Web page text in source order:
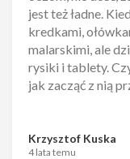
jest też ładne.
kredkami,
malarskimi, ale
rysiki i tablety.
jak zacząć z nią
Krzysztof Kuska
4 lata temu